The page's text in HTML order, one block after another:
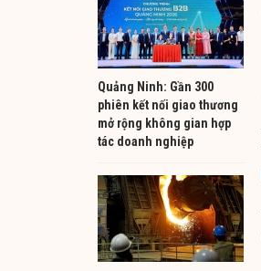
Quảng Ninh: Gần 300
phiên kết nối giao thương
mở rộng không gian hợp
tác doanh nghiệp